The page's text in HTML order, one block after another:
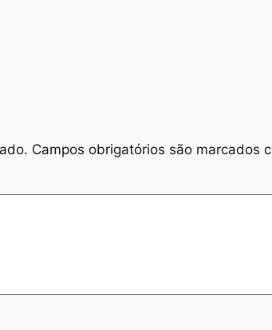
Campos obrigatórios são marcados